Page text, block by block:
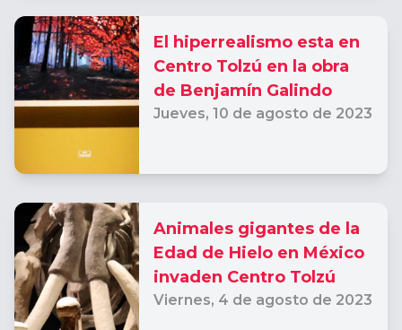
El hiperrealismo esta en
Centro Tolzú en la obra
de Benjamín Galindo
Jueves, 10 de agosto de 2023
Animales gigantes de la
Edad de Hielo en México
invaden Centro Tolzú
Viernes, 4 de agosto de 2023